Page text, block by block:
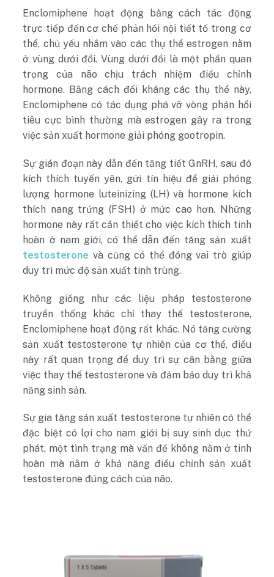
Enclomiphene hoạt động bằng cách tác động
trực tiếp đến cơ chế phản hồi nội tiết tố trong cơ
thể, chủ yếu nhắm vào các thụ thể estrogen nằm
ở vùng dưới đồi. Vùng dưới đồi là một phần quan
trọng của não chịu trách nhiệm điều chỉnh
hormone. Bằng cách đối kháng các thụ thể này,
Enclomiphene có tác dụng phá vỡ vòng phản hồi
tiêu cực bình thường mà estrogen gây ra trong
việc sản xuất hormone giải phóng gootropin.
Sự gián đoạn này dẫn đến tăng tiết GnRH, sau đó
kích thích tuyến yên, gửi tín hiệu để giải phóng
lượng hormone luteinizing (LH) và hormone kích
thích nang trứng (FSH) ở mức cao hơn. Những
hormone này rất cần thiết cho việc kích thích tinh
hoàn ở nam giới, có thể dẫn đến tăng sản xuất
testosterone và cũng có thể đóng vai trò giúp
duy trì mức độ sản xuất tinh trùng.
Không giống như các liệu pháp testosterone
truyền thống khác chỉ thay thế testosterone,
Enclomiphene hoạt động rất khác. Nó tăng cường
sản xuất testosterone tự nhiên của cơ thể, điều
này rất quan trọng để duy trì sự cân bằng giữa
việc thay thế testosterone và đảm bảo duy trì khả
năng sinh sản.
Sự gia tăng sản xuất testosterone tự nhiên có thể
đặc biệt có lợi cho nam giới bị suy sinh dục thứ
phát, một tình trạng mà vấn đề không nằm ở tinh
hoàn mà nằm ở khả năng điều chỉnh sản xuất
testosterone đúng cách của não.